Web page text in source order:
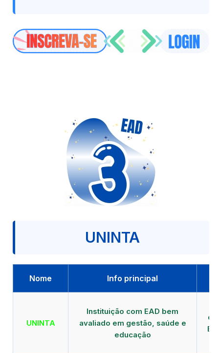
UNINTA
Nome Info principal
UNINTA
Instituição com EAD bem
avaliado em gestão, saúde e
educação